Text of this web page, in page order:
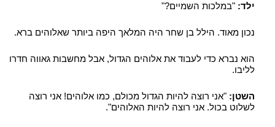
ילד: "במלכות השמיים?"
נכון מאוד. הילל בן שחר היה המלאך היפה ביותר שאלוהים ברא.
הוא נברא כדי לעבוד את אלוהים הגדול, אבל מחשבות גאווה חדרו
לליבו.
השטן: "אני רוצה להיות הגדול מכולם, כמו אלוהים! אני רוצה
לשלוט בכול. אני רוצה להיות האלוהים".